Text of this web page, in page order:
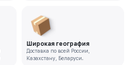
Широкая география
Доставка по всей России,
Казахстану, Беларуси.